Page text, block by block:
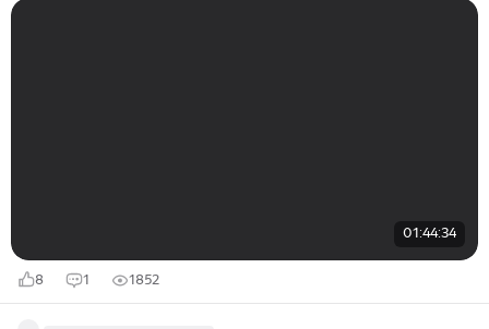
01:44:34
8 1 1852